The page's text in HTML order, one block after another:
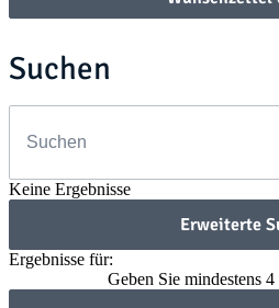
Suchen
Keine Ergebnisse
Erweiterte
Ergebnisse für:
Geben Sie mindestens